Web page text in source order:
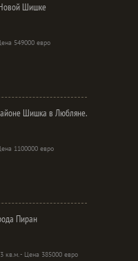
Шишке
549000 евро
Шишка в Любляне.
1100000 евро
Пиран
- Цена 385000 евро